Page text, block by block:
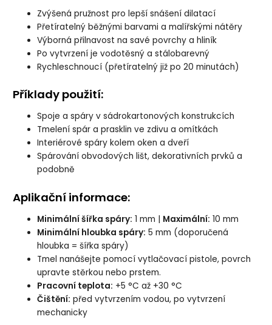
Zvýšená pružnost pro lepší snášení dilatací
Přetíratelný běžnými barvami a malířskými nátěry
Výborná přilnavost na savé povrchy a hliník
Po vytvrzení je vodotěsný a stálobarevný
Rychleschnoucí (přetíratelný již po 20 minutách)
Příklady použití:
Spoje a spáry v sádrokartonových konstrukcích
Tmelení spár a prasklin ve zdivu a omítkách
Interiérové spáry kolem oken a dveří
Spárování obvodových lišt, dekorativních prvků a
podobně
Aplikační informace:
Minimální šířka spáry: 1 mm | Maximální: 10 mm
Minimální hloubka spáry: 5 mm (doporučená
hloubka = šířka spáry)
Tmel nanášejte pomocí vytlačovací pistole, povrch
upravte stěrkou nebo prstem.
Pracovní teplota: +5 °C až +30 °C
Čištění: před vytvrzením vodou, po vytvrzení
mechanicky